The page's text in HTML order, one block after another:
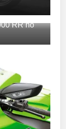
RR no